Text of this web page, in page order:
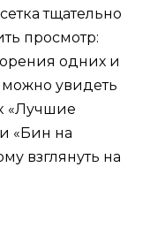
тщательно
просмотр:
одних и
увидеть
«Лучшие
«Бин на
взглянуть на